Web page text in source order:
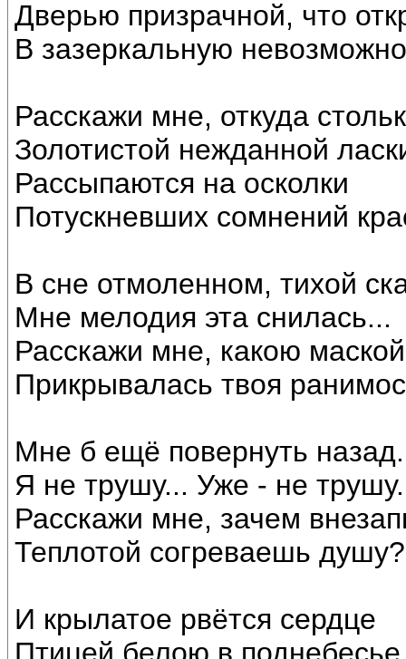
Дверью призрачной, что
В зазеркальную
Расскажи мне, откуда
Золотистой нежданной
Рассыпаются на осколки
Потускневших сомнений
В сне отмоленном, тихой
Мне мелодия эта снилась...
Расскажи мне, какою маской
Прикрывалась твоя
Мне б ещё повернуть
Я не трушу... Уже - не
Расскажи мне, зачем
Теплотой согреваешь душу?
И крылатое рвётся сердце